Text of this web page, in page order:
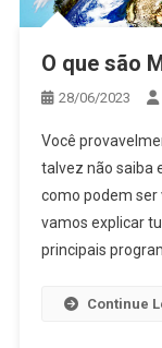
O que são
28/06/2023
Você
talvez não saiba
como podem ser
vamos explicar
principais
Continue